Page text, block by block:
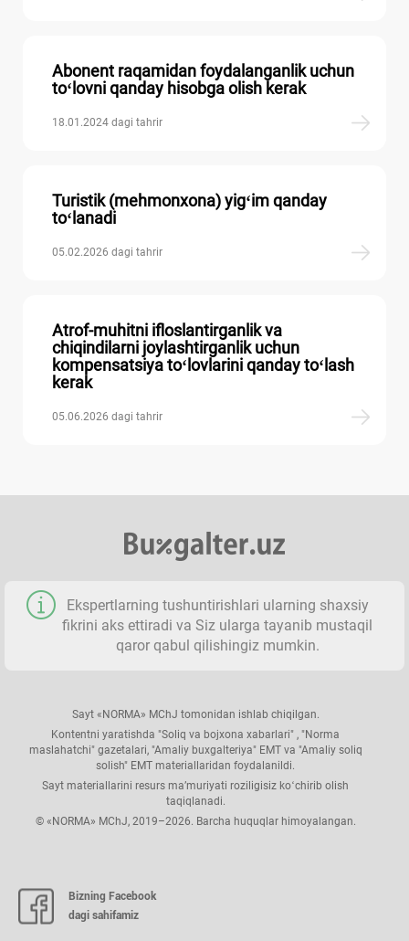
Abonent raqamidan foydalanganlik uchun
toʻlovni qanday hisobga olish kerak
18.01.2024 dagi tahrir
Turistik (mehmonхona) yigʻim qanday
toʻlanadi
05.02.2026 dagi tahrir
Atrof-muhitni ifloslantirganlik va
chiqindilarni joylashtirganlik uchun
kompensatsiya toʻlovlarini qanday toʻlash
kerak
05.06.2026 dagi tahrir
Ekspertlarning tushuntirishlari ularning shaхsiy
fikrini aks ettiradi va Siz ularga tayanib mustaqil
qaror qabul qilishingiz mumkin.
Sayt «NORMA» MChJ tomonidan ishlab chiqilgan.
Kontentni yaratishda "Soliq va bojхona хabarlari" , "Norma
maslahatchi" gazetalari, "Amaliy buхgalteriya" EMT va "Amaliy soliq
solish" EMT materiallaridan foydalanildi.
Sayt materiallarini resurs ma’muriyati roziligisiz koʻchirib olish
taqiqlanadi.
© «NORMA» MChJ, 2019–2026. Barcha huquqlar himoyalangan.
Bizning Facebook
dagi sahifamiz